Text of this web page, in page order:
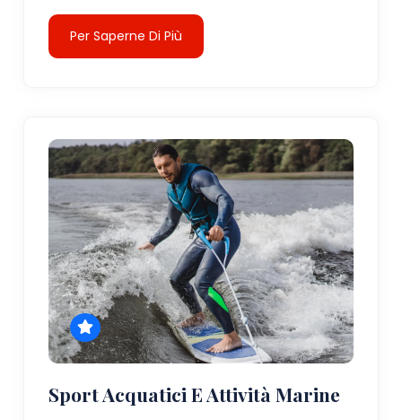
Per Saperne Di Più
Sport Acquatici E Attività Marine